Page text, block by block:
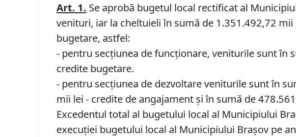
Art. 1. Se aprobă bugetul local rectificat al
venituri, iar la cheltuieli în sumă de 1.351.492,72
bugetare, astfel:
- pentru secțiunea de funcționare, veniturile sunt în
credite bugetare.
- pentru secțiunea de dezvoltare veniturile sunt în
mii lei - credite de angajament și în sumă de
Excedentul total al bugetului local al Municipiului
execuției bugetului local al Municipiului Brașov pe